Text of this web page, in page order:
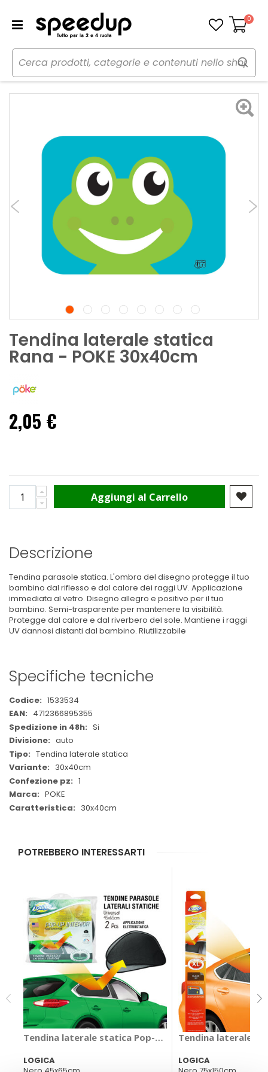
Carrello
0
Home Auto Estate
Tendine parasole
Tendina laterale statica Rana - POKE
Tendina laterale statica
Rana - POKE 30x40cm
2,05 €
Aggiungi al Carrello
Descrizione
Tendina parasole statica. L'ombra del disegno protegge il tuo
bambino dal riflesso e dal calore dei raggi UV. Applicazione
immediata al vetro. Disegno allegro e positivo per il tuo
bambino. Semi-trasparente per mantenere la visibilità.
Protegge dal calore e dal riverbero del sole. Mantiene i raggi
UV dannosi distanti dal bambino. Riutilizzabile
Specifiche tecniche
Maggiori
Informazioni
1533534
4712366895355
Si
auto
Tendina laterale statica
30x40cm
1
POKE
30x40cm
POTREBBERO INTERESSARTI
Tendina laterale statica Pop-up - LOGICA
LOGICA
Tendina laterale
LOGICA